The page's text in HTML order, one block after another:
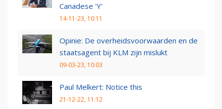
Canadese 'Y'
14-11-23, 10:11
Opinie: De overheidsvoorwaarden en de
staatsagent bij KLM zijn mislukt
09-03-23, 10:03
Paul Melkert: Notice this
21-12-22, 11:12